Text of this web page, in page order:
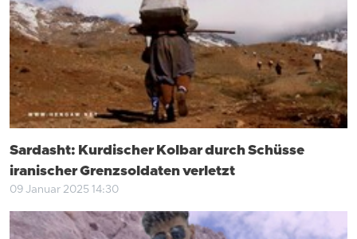
Sardasht: Kurdischer Kolbar durch Schüsse
iranischer Grenzsoldaten verletzt
09 Januar 2025 14:30